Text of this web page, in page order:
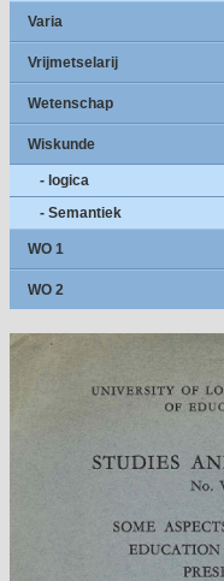
Varia
Vrijmetselarij
Wetenschap
Wiskunde
- logica
- Semantiek
WO 1
WO 2